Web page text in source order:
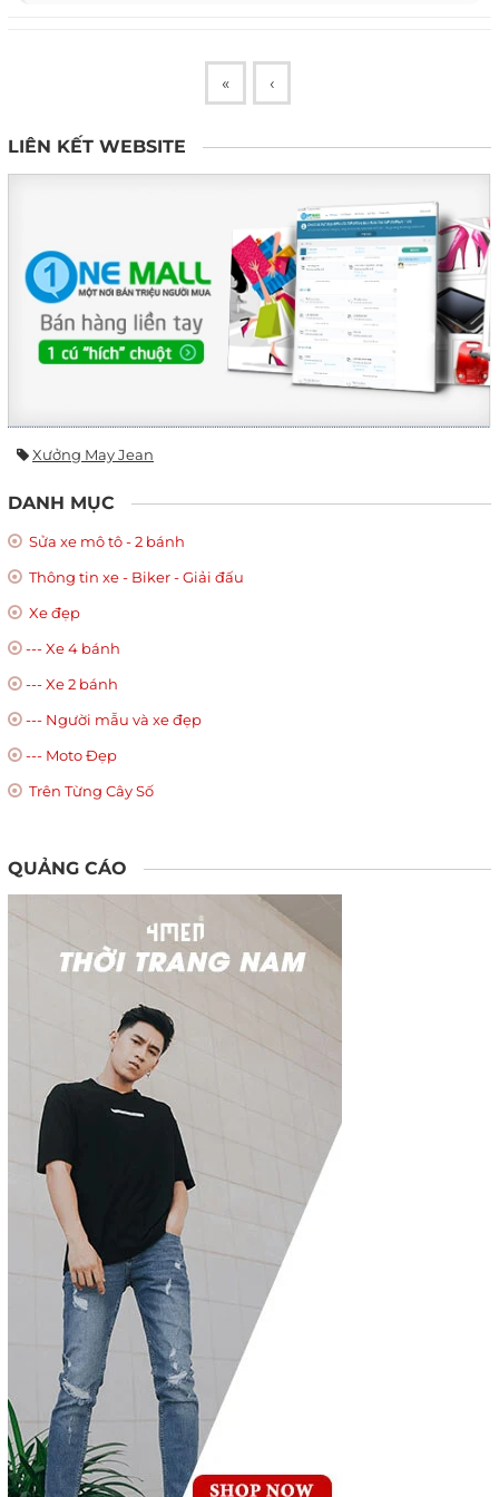
« ‹
LIÊN KẾT WEBSITE
Xưởng May Jean
DANH MỤC
Sửa xe mô tô - 2 bánh
Thông tin xe - Biker - Giải đấu
Xe đẹp
--- Xe 4 bánh
--- Xe 2 bánh
--- Người mẫu và xe đẹp
--- Moto Đẹp
Trên Từng Cây Số
QUẢNG CÁO